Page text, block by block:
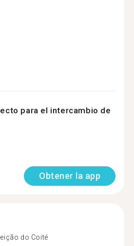
para el intercambio de
Obtener la app
do Coité